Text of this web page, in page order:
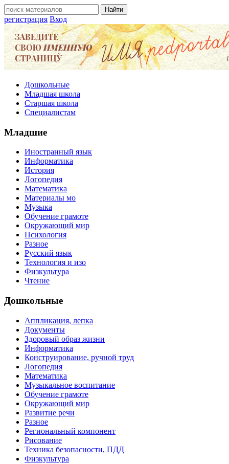
регистрация Вход
Дошкольные
Младшая школа
Старшая школа
Специалистам
Младшие
Иностранный язык
Информатика
История
Логопедия
Математика
Материалы мо
Музыка
Обучение грамоте
Окружающий мир
Психология
Разное
Русский язык
Технология и изо
Физкультура
Чтение
Дошкольные
Аппликация, лепка
Документы
Здоровый образ жизни
Информатика
Конструирование, ручной труд
Логопедия
Математика
Музыкальное воспитание
Обучение грамоте
Окружающий мир
Развитие речи
Разное
Региональный компонент
Рисование
Техника безопасности, ПДД
Физкультура